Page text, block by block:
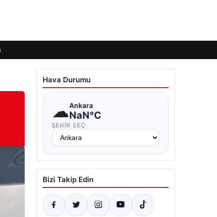
Hava Durumu
☁Ankara
NaN°C
ŞEHIR SEÇ
Bizi Takip Edin